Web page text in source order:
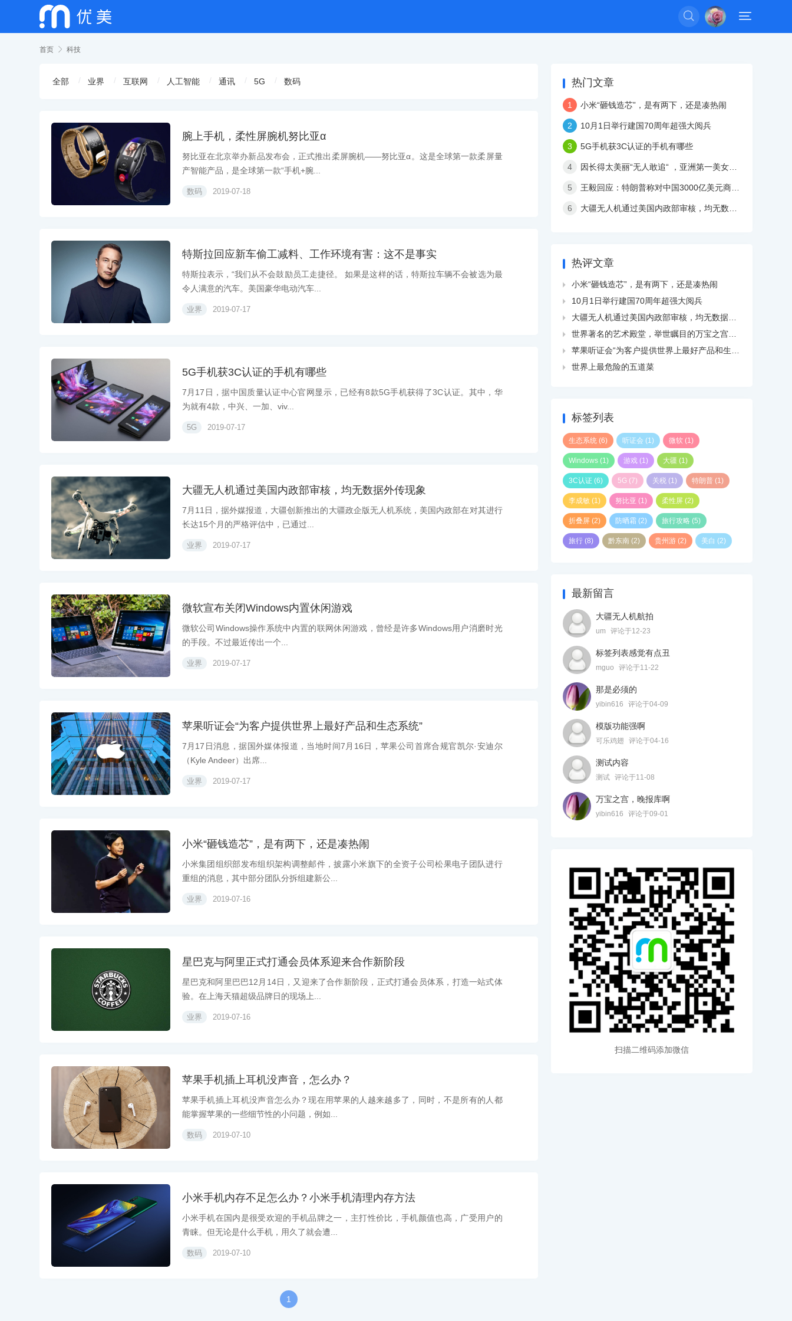


首页  科技
全部 业界 互联网 人工智能 通讯 5G 数码
腕上手机，柔性屏腕机努比亚α
努比亚在北京举办新品发布会，正式推出柔屏腕机——努比亚α。这是全球第一款柔屏量
产智能产品，是全球第一款“手机+腕...
数码 2019-07-18
特斯拉回应新车偷工减料、工作环境有害：这不是事实
特斯拉表示，“我们从不会鼓励员工走捷径。 如果是这样的话，特斯拉车辆不会被选为最
令人满意的汽车。美国豪华电动汽车...
业界 2019-07-17
5G手机获3C认证的手机有哪些
7月17日，据中国质量认证中心官网显示，已经有8款5G手机获得了3C认证。其中，华
为就有4款，中兴、一加、viv...
5G 2019-07-17
大疆无人机通过美国内政部审核，均无数据外传现象
7月11日，据外媒报道，大疆创新推出的大疆政企版无人机系统，美国内政部在对其进行
长达15个月的严格评估中，已通过...
业界 2019-07-17
微软宣布关闭Windows内置休闲游戏
微软公司Windows操作系统中内置的联网休闲游戏，曾经是许多Windows用户消磨时光
的手段。不过最近传出一个...
业界 2019-07-17
苹果听证会“为客户提供世界上最好产品和生态系统”
7月17日消息，据国外媒体报道，当地时间7月16日，苹果公司首席合规官凯尔·安迪尔
（Kyle Andeer）出席...
业界 2019-07-17
小米“砸钱造芯”，是有两下，还是凑热闹
小米集团组织部发布组织架构调整邮件，披露小米旗下的全资子公司松果电子团队进行
重组的消息，其中部分团队分拆组建新公...
业界 2019-07-16
星巴克与阿里正式打通会员体系迎来合作新阶段
星巴克和阿里巴巴12月14日，又迎来了合作新阶段，正式打通会员体系，打造一站式体
验。在上海天猫超级品牌日的现场上...
业界 2019-07-16
苹果手机插上耳机没声音，怎么办？
苹果手机插上耳机没声音怎么办？现在用苹果的人越来越多了，同时，不是所有的人都
能掌握苹果的一些细节性的小问题，例如...
数码 2019-07-10
小米手机内存不足怎么办？小米手机清理内存方法
小米手机在国内是很受欢迎的手机品牌之一，主打性价比，手机颜值也高，广受用户的
青睐。但无论是什么手机，用久了就会遭...
数码 2019-07-10
1
热门文章
1 小米“砸钱造芯”，是有两下，还是凑热闹
2 10月1日举行建国70周年超强大阅兵
3 5G手机获3C认证的手机有哪些
4 因长得太美丽“无人敢追“ ，亚洲第一美女32岁依然单身
5 王毅回应：特朗普称对中国3000亿美元商品加征关税
6 大疆无人机通过美国内政部审核，均无数据外传现象
热评文章

小米“砸钱造芯”，是有两下，还是凑热闹

10月1日举行建国70周年超强大阅兵

大疆无人机通过美国内政部审核，均无数据外传现象

世界著名的艺术殿堂，举世瞩目的万宝之宫卢浮宫

苹果听证会“为客户提供世界上最好产品和生态系统”

世界上最危险的五道菜
标签列表
生态系统 (6) 听证会 (1) 微软 (1)
Windows (1) 游戏 (1) 大疆 (1)
3C认证 (6) 5G (7) 关税 (1) 特朗普 (1)
李成敏 (1) 努比亚 (1) 柔性屏 (2)
折叠屏 (2) 防晒霜 (2) 旅行攻略 (5)
旅行 (8) 黔东南 (2) 贵州游 (2) 美白 (2)
最新留言
大疆无人机航拍
um 评论于12-23
标签列表感觉有点丑
mguo 评论于11-22
那是必须的
yibin616 评论于04-09
模版功能强啊
可乐鸡翅 评论于04-16
测试内容
测试 评论于11-08
万宝之宫，晚报库啊
yibin616 评论于09-01
扫描二维码添加微信